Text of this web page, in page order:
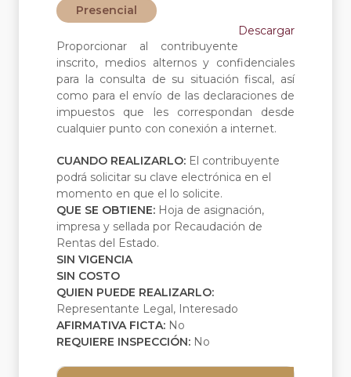
Presencial
Descargar
Proporcionar al contribuyente
inscrito, medios alternos y confidenciales
para la consulta de su situación fiscal, así
como para el envío de las declaraciones de
impuestos que les correspondan desde
cualquier punto con conexión a internet.
CUANDO REALIZARLO: El contribuyente
podrá solicitar su clave electrónica en el
momento en que el lo solicite.
QUE SE OBTIENE: Hoja de asignación,
impresa y sellada por Recaudación de
Rentas del Estado.
SIN VIGENCIA
SIN COSTO
QUIEN PUEDE REALIZARLO:
Representante Legal, Interesado
AFIRMATIVA FICTA: No
REQUIERE INSPECCIÓN: No